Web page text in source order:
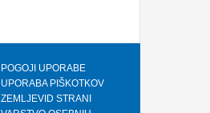
POGOJI UPORABE
UPORABA PIŠKOTKOV
ZEMLJEVID STRANI